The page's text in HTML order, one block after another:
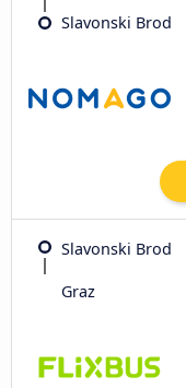
Slavonski Brod
Slavonski Brod
Graz